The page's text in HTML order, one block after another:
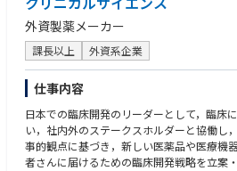
• 遺伝子治療など先進モダリティに関する経
外資製薬メーカー
課長以上 外資系企業
仕事内容
日本での臨床開発のリーダーとして，臨床
い，社内外のステークスホルダーと協働し
事的観点に基づき，新しい医薬品や医療機
者さんに届けるための臨床開発戦略を立案